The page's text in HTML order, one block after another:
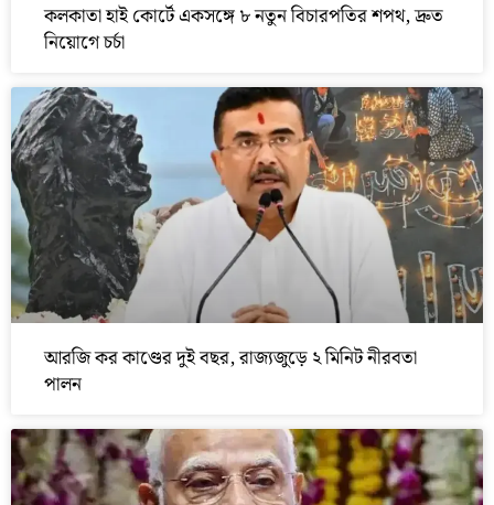
কলকাতা হাই কোর্টে একসঙ্গে ৮ নতুন বিচারপতির শপথ, দ্রুত
নিয়োগে চর্চা
আরজি কর কাণ্ডের দুই বছর, রাজ্যজুড়ে ২ মিনিট নীরবতা
পালন